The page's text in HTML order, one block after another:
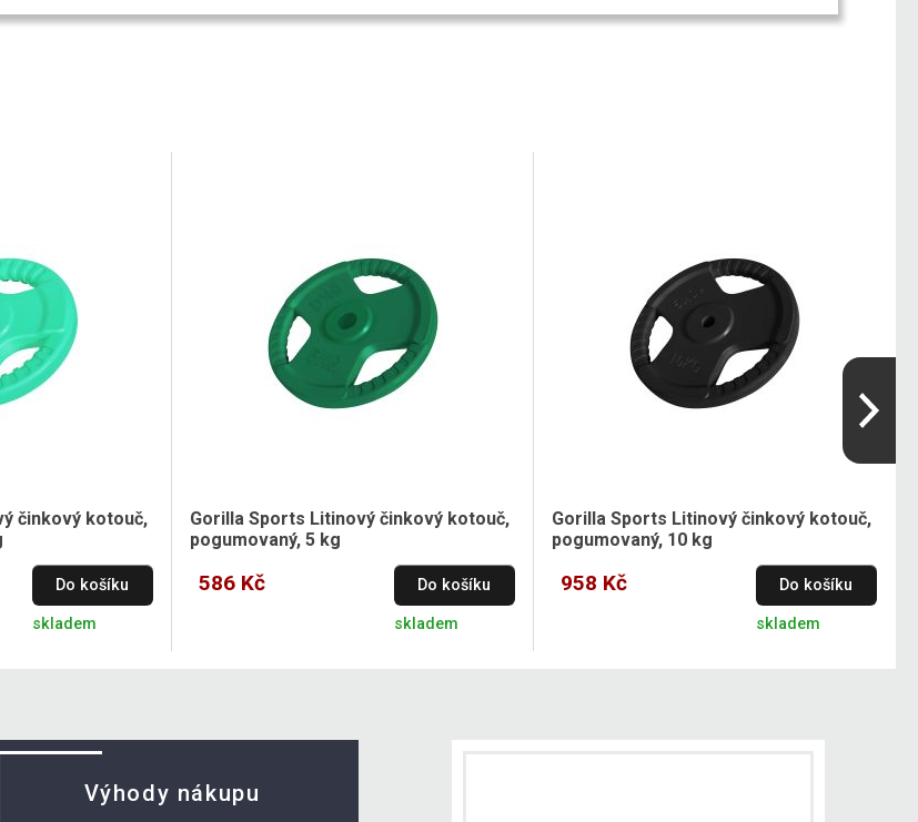
činkový kotouč,
Do košíku
skladem
Gorilla Sports Litinový činkový kotouč,
pogumovaný, 5 kg
586 Kč Do košíku
skladem
Gorilla Sports Litinový činkový kotouč,
pogumovaný, 10 kg
958 Kč Do košíku
skladem
Výhody nákupu